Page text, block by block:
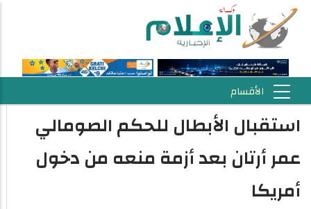
استقبال الأبطال للحكم الصومالي
عمر أرتان بعد أزمة منعه من دخول
أمريكا